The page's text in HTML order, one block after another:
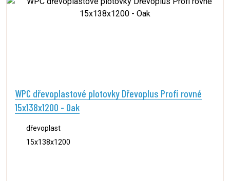
WPC dřevoplastové plotovky Dřevoplus Profi rovné
15x138x1200 - Oak
dřevoplast
15x138x1200